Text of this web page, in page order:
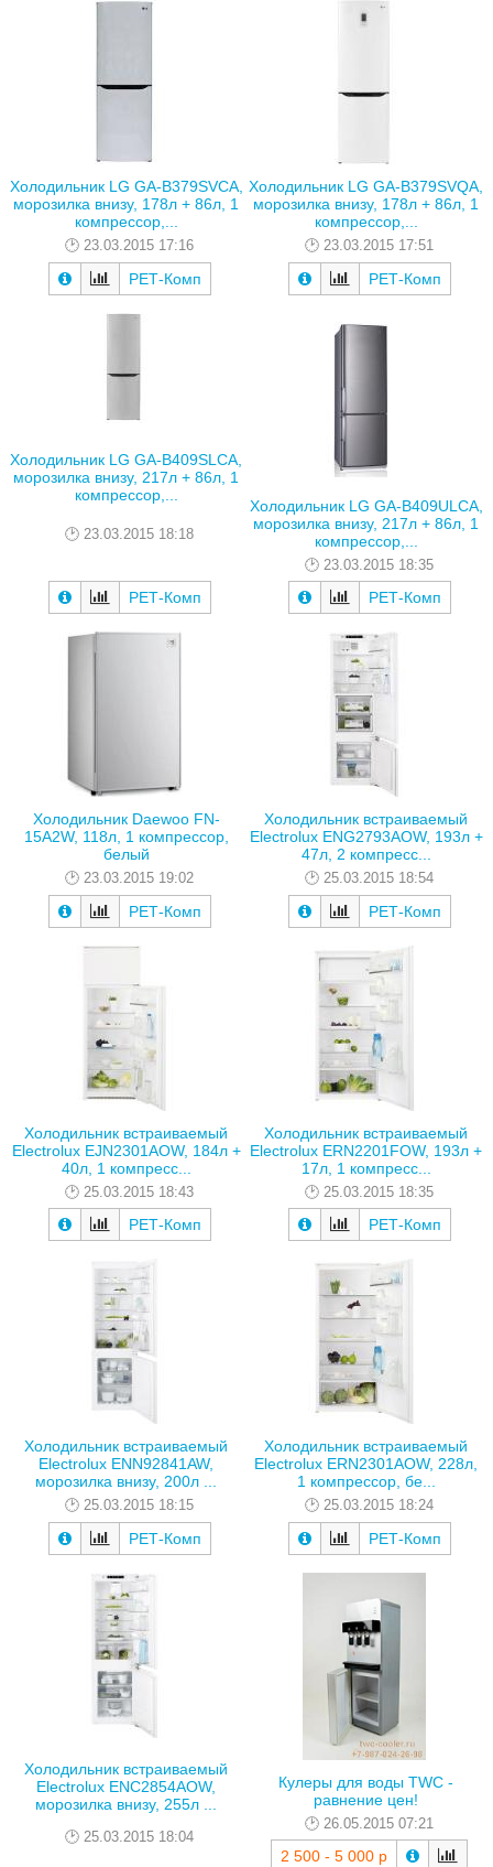
Холодильник LG GA-B379SVCA,
морозилка внизу, 178л + 86л, 1
компрессор,...
23.03.2015 17:16
РЕТ-Комп
Холодильник LG GA-B379SVQA,
морозилка внизу, 178л + 86л, 1
компрессор,...
23.03.2015 17:51
РЕТ-Комп
Холодильник LG GA-B409SLCA,
морозилка внизу, 217л + 86л, 1
компрессор,...
23.03.2015 18:18
РЕТ-Комп
Холодильник LG GA-B409ULCA,
морозилка внизу, 217л + 86л, 1
компрессор,...
23.03.2015 18:35
РЕТ-Комп
Холодильник Daewoo FN-
15A2W, 118л, 1 компрессор,
белый
23.03.2015 19:02
РЕТ-Комп
Холодильник встраиваемый
Electrolux ENG2793AOW, 193л +
47л, 2 компресс...
25.03.2015 18:54
РЕТ-Комп
Холодильник встраиваемый
Electrolux EJN2301AOW, 184л +
40л, 1 компресс...
25.03.2015 18:43
РЕТ-Комп
Холодильник встраиваемый
Electrolux ERN2201FOW, 193л +
17л, 1 компресс...
25.03.2015 18:35
РЕТ-Комп
Холодильник встраиваемый
Electrolux ENN92841AW,
морозилка внизу, 200л ...
25.03.2015 18:15
РЕТ-Комп
Холодильник встраиваемый
Electrolux ERN2301AOW, 228л,
1 компрессор, бе...
25.03.2015 18:24
РЕТ-Комп
Холодильник встраиваемый
Electrolux ENC2854AOW,
морозилка внизу, 255л ...
25.03.2015 18:04
Кулеры для воды TWC -
равнение цен!
26.05.2015 07:21
2 500 - 5 000 р